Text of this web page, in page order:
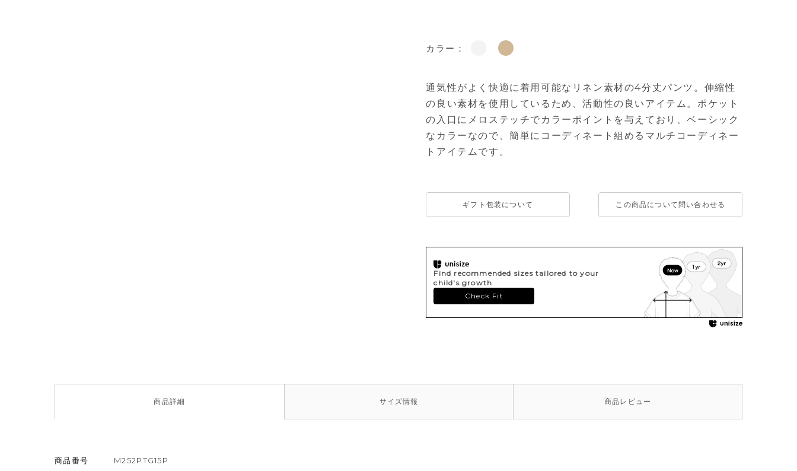
カラー：
通気性がよく快適に着用可能なリネン素材の4分丈パンツ。伸縮性
の良い素材を使用しているため、活動性の良いアイテム。ポケット
の入口にメロステッチでカラーポイントを与えており、ベーシック
なカラーなので、簡単にコーディネート組めるマルチコーディネー
トアイテムです。
ギフト包装について この商品について問い合わせる
Find recommended sizes tailored to your
child's growth
Check Fit
商品詳細 サイズ情報 商品 レビュー
商品番号 M252PTG15P